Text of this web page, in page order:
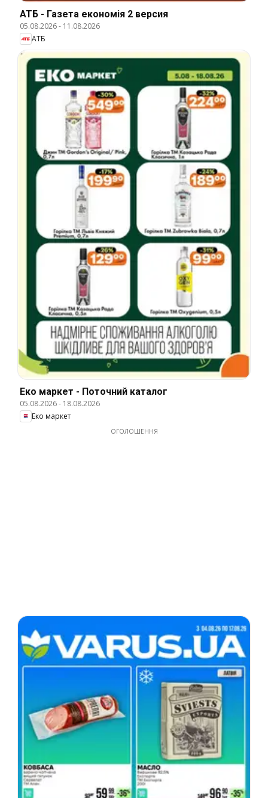
АТБ - Газета економія 2 версия
05.08.2026- 11.08.2026
АТБ
Еко маркет - Поточний каталог
05.08.2026- 18.08.2026
Еко маркет
ОГОЛОШЕННЯ